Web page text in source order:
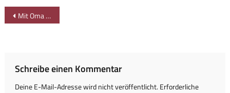
Beitragsnavigation
Mit Oma und Opa durchs Werdensteiner Moor
Schreibe einen Kommentar
Deine E-Mail-Adresse wird nicht veröffentlicht. Erforderliche